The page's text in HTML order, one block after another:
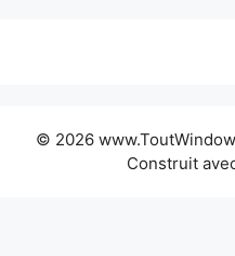
© 2026
Construit